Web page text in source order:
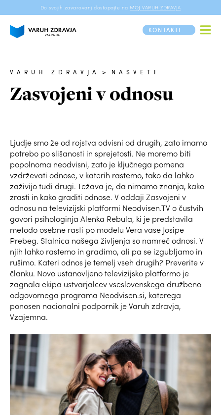
Do svojih zavarovanj dostopajte na MOJ VARUH ZDRAVJA
KONTAKTI
VARUH ZDRAVJA > NASVETI
Zasvojeni v odnosu
Ljudje smo že od rojstva odvisni od drugih, zato imamo
potrebo po slišanosti in sprejetosti. Ne moremo biti
popolnoma neodvisni, zato je ključnega pomena
vzdrževati odnose, v katerih rastemo, tako da lahko
zaživijo tudi drugi. Težava je, da nimamo znanja, kako
zrasti in kako graditi odnose. V oddaji Zasvojeni v
odnosu na televizijski platformi Neodvisen.TV o čustvih
govori psihologinja Alenka Rebula, ki je predstavila
metodo osebne rasti po modelu Vera vase Josipe
Prebeg. Stalnica našega življenja so namreč odnosi. V
njih lahko rastemo in gradimo, ali pa se izgubljamo in
rušimo. Kateri odnos je temelj vseh drugih? Preverite v
članku. Novo ustanovljeno televizijsko platformo je
zagnala ekipa ustvarjalcev vseslovenskega družbeno
odgovornega programa Neodvisen.si, katerega
ponosen nacionalni podpornik je Varuh zdravja,
Vzajemna.